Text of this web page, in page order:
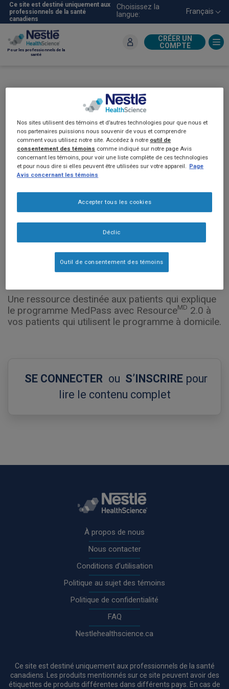
Aller
au
contenu
principal
Pour les professionnels de la
santé
Ce site est destiné uniquement aux
professionnels de la santé
canadiens
Choisissez la
langue:
Français
CRÉER UN
COMPTE
MedPass avec
Resource ®2.0
Une ressource destinée aux patients qui explique
le programme MedPass avec ResourceMD 2.0 à
vos patients qui utilisent le programme à domicile.
SE CONNECTER ou S’INSCRIRE pour
lire le contenu complet
À propos de nous
Nous contacter
Conditions d’utilisation
Politique au sujet des témoins
Politique de confidentialité
FAQ
Nestlehealthscience.ca
Ce site est destiné uniquement aux professionnels de la santé
canadiens. Les produits mentionnés sur ce site peuvent avoir des
étiquettes de produits différentes dans différents pays. En cas de
Nos sites utilisent des témoins et d’autres technologies pour que nous et
nos partenaires puissions nous souvenir de vous et comprendre
comment vous utilisez notre site. Accédez à notre outil de
consentement des témoins comme indiqué sur notre page Avis
concernant les témoins, pour voir une liste complète de ces technologies
et pour nous dire si elles peuvent être utilisées sur votre appareil. Page
Avis concernant les témoins
Déclic
Accepter tous les cookies
Outil de consentement des témoins